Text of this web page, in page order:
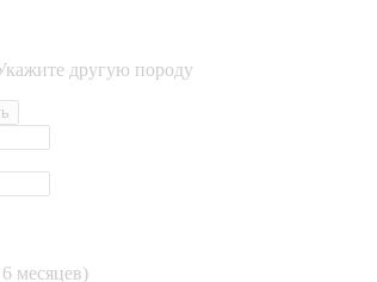
другую породу
месяцев)